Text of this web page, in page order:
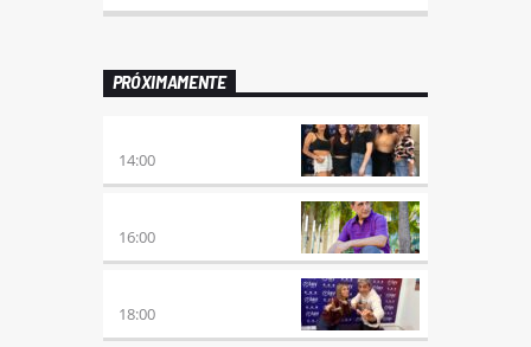
PRÓXIMAMENTE
14:00
16:00
18:00